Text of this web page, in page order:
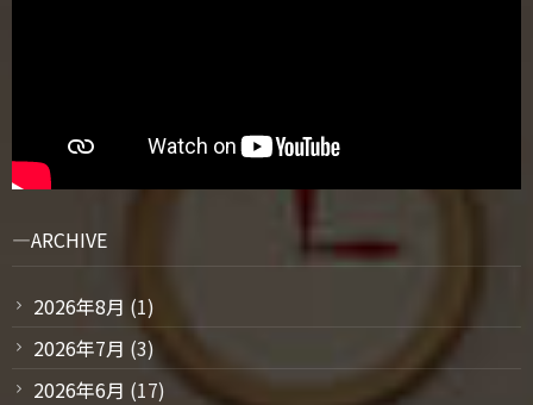
ARCHIVE
2026年8月 (1)
2026年7月 (3)
2026年6月 (17)